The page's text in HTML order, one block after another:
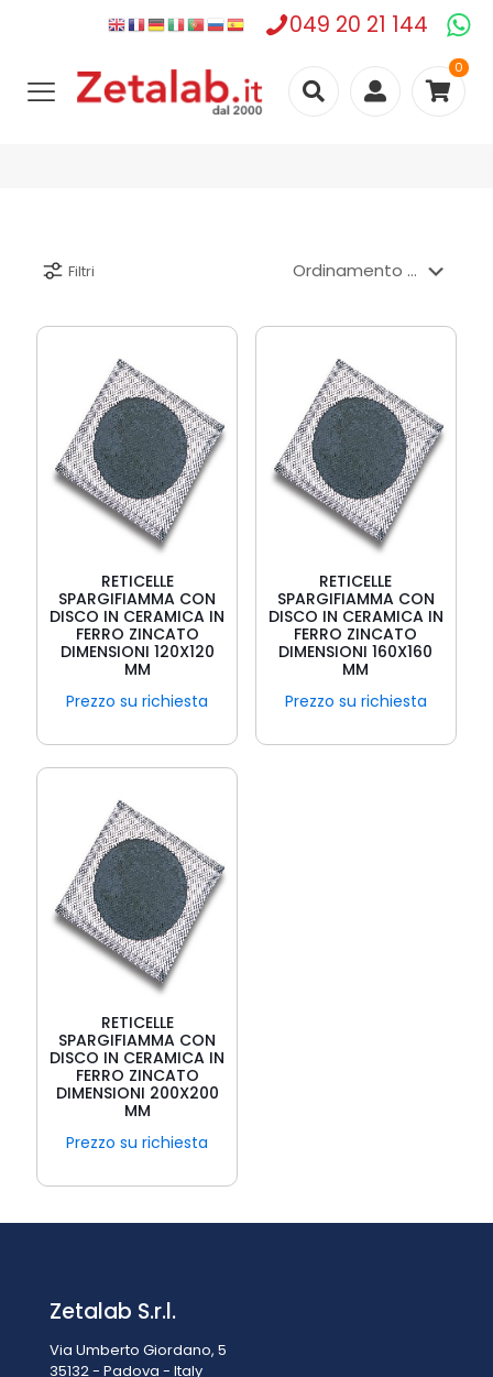
049 20 21 144
0
Filtri
RETICELLE
SPARGIFIAMMA CON
DISCO IN CERAMICA IN
FERRO ZINCATO
DIMENSIONI 120X120
MM
Prezzo su richiesta
RETICELLE
SPARGIFIAMMA CON
DISCO IN CERAMICA IN
FERRO ZINCATO
DIMENSIONI 160X160
MM
Prezzo su richiesta
RETICELLE
SPARGIFIAMMA CON
DISCO IN CERAMICA IN
FERRO ZINCATO
DIMENSIONI 200X200
MM
Prezzo su richiesta
Zetalab S.r.l.
Via Umberto Giordano, 5
35132 - Padova - Italy